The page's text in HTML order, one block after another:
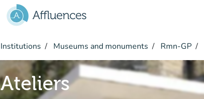
Institutions Museums and monuments Rmn-GP
Ateliers